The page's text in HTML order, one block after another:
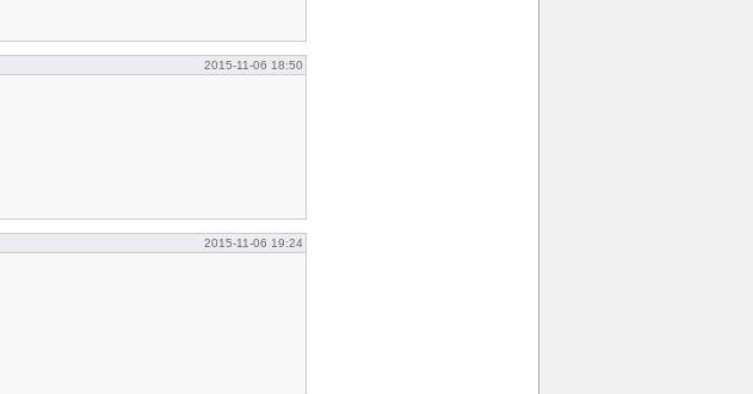
2015-11-06 18:50
2015-11-06 19:24